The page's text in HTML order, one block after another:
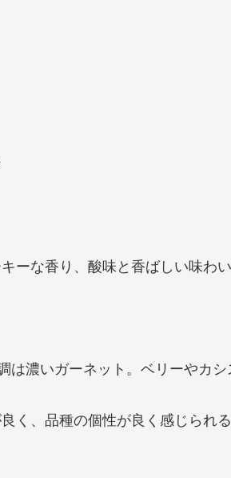
ーな香り、酸味と香ばしい味わい
は濃いガーネット。ベリーやカ
く、品種の個性が良く感じられ